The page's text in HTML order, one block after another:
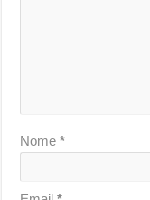
Nome*